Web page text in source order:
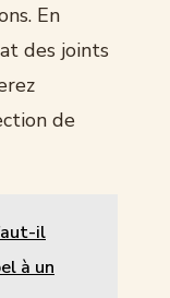
En
des joints
de
il
à un